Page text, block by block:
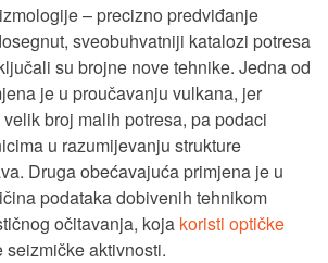
– precizno predviđanje
sveobuhvatniji katalozi potresa
su brojne nove tehnike. Jedna od
je u proučavanju vulkana, jer
broj malih potresa, pa podaci
u razumijevanju strukture
Druga obećavajuća primjena je u
podataka dobivenih tehnikom
očitavanja, koja koristi optičke
seizmičke aktivnosti.